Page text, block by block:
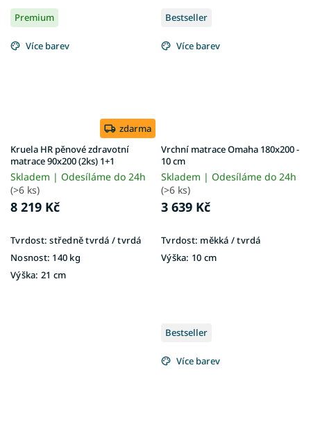
Premium
Více barev
zdarma
Kruela HR pěnové zdravotní
matrace 90x200 (2ks) 1+1
Skladem | Odesíláme do 24h
(>6 ks)
8 219 Kč
Tvrdost: středně tvrdá / tvrdá
Nosnost: 140 kg
Výška: 21 cm
Bestseller
Více barev
Vrchní matrace Omaha 180x200 -
10 cm
Skladem | Odesíláme do 24h
(>6 ks)
3 639 Kč
Tvrdost: měkká / tvrdá
Výška: 10 cm
Bestseller
Více barev